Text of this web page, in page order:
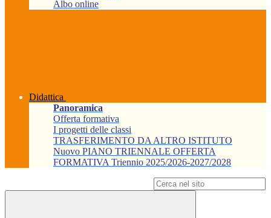
Albo online
Didattica
Panoramica
Offerta formativa
I progetti delle classi
TRASFERIMENTO DA ALTRO ISTITUTO
Nuovo PIANO TRIENNALE OFFERTA
FORMATIVA Triennio 2025/2026-2027/2028